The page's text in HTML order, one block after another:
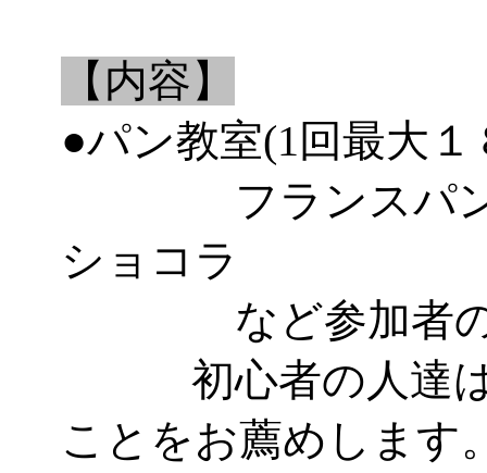
【内容】
●パン教室(1回最大１
フランスパン、
ショコラ
など参加者のレ
初心者の人達は
ことをお薦めします